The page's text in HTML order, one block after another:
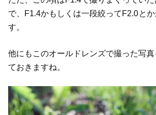
で、F1.4かもしくは一段絞ってF2.0とか
す。
他にもこのオールドレンズで撮った写
ておきますね。